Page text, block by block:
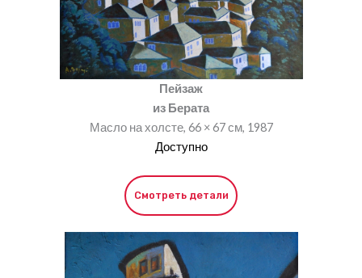
Пейзаж
из Берата
Масло на холсте, 66 × 67 см, 1987
Доступно
Смотреть детали